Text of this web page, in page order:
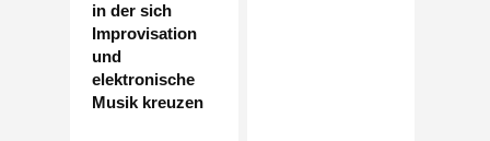
in der sich
Improvisation
und
elektronische
Musik kreuzen